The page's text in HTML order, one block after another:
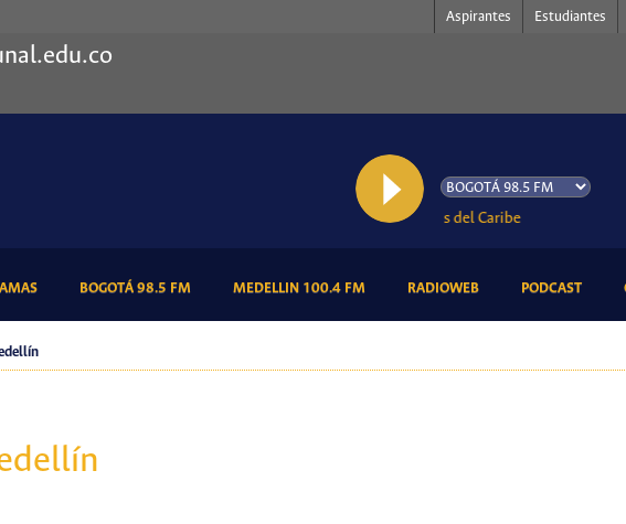
Aspirantes Estudiantes
AL AIRE: Por las Venas del Caribe
(CURRENT)BOGOTÁ 98.5 FM(CURRENT)MEDELLIN 100.4 FM(CURRENT)RADIOWEB(CURRENT)PODCAST